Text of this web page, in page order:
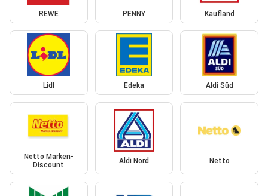
REWE PENNY Kaufland
Lidl Edeka Aldi Süd
Netto Marken-
Discount
Aldi Nord Netto